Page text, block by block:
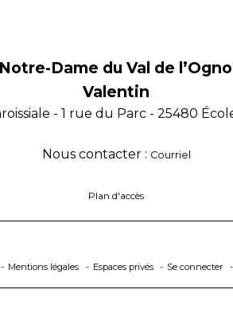
Dame du Val de
Valentin
- 1 rue du Parc - 25480
Nous contacter : Courriel
Plan d'accès
Mentions légales Espaces privés Se connecter